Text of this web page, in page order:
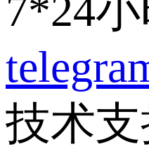
7*24
技术